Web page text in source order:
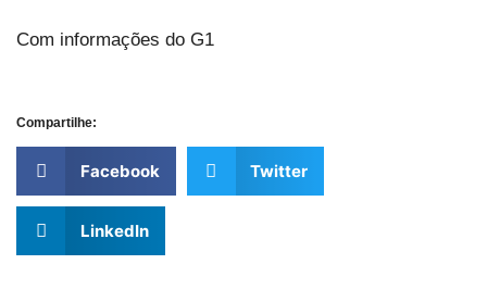
Com informações do G1
Compartilhe:
Facebook Twitter
LinkedIn